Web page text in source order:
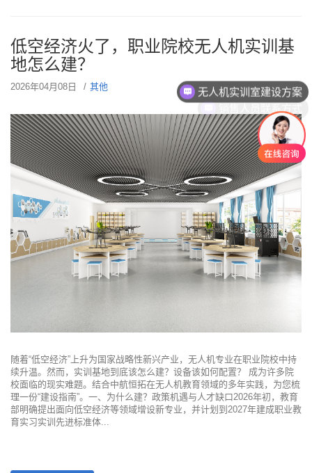
低空经济火了，职业院校无人机实训基
地怎么建？
2026年04月08日 其他
随着“低空经济”上升为国家战略性新兴产业，无人机专业在职业院校中持
续升温。然而，实训基地到底该怎么建？设备该如何配置？ 成为许多院
校面临的现实难题。结合中航恒拓在无人机教育领域的多年实践，为您梳
理一份“建设指南”。一、为什么建？政策机遇与人才缺口2026年初，教育
部明确提出面向低空经济等领域增设新专业，并计划到2027年建成职业教
育实习实训先进标准体...
销售人员联系方式